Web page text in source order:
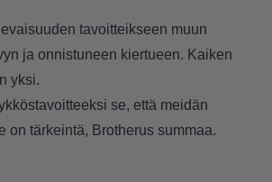
tavoitteikseen muun
ja onnistuneen kiertueen. Kaiken
yksi.
se, että meidän
on tärkeintä, Brotherus summaa.